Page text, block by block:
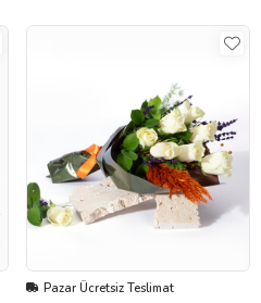
Pazar Ücretsiz Teslimat